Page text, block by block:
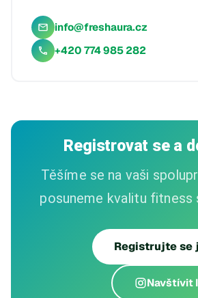
info@freshaura.cz
+420 774 985 282
Registrovat se a
Těšíme se na vaši
posuneme kvalitu fitness
Registrujte se
Navštívit